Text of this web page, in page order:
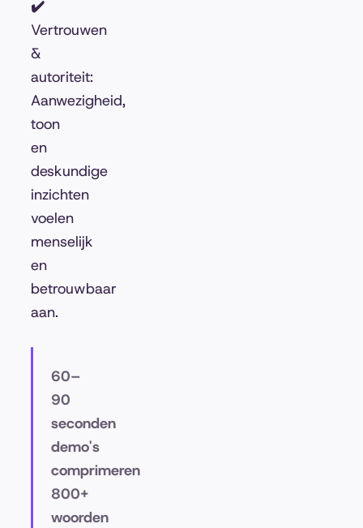
✔️
Vertrouwen
&
autoriteit:
Aanwezigheid,
toon
en
deskundige
inzichten
voelen
menselijk
en
betrouwbaar
aan.
60–
90
seconden
demo's
comprimeren
800+
woorden